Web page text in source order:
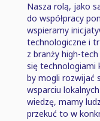
Nasza rolą, jako
do współpracy
wspieramy
technologiczne i
z branży high-
się technologiami
by mogli rozwijać
wsparciu
wiedzę, mamy
przekuć to w